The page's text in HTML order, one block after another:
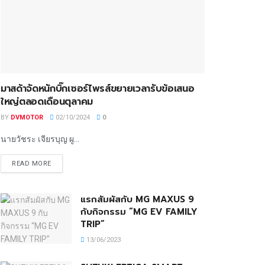
มาสด้าจัดหนักบิ๊กเซอร์ไพรส์ขยายเวลารับข้อเสนอ
ใหญ่ตลอดเดือนตุลาคม
BY DVMOTOR 02/10/2024 0
นายวัชระ เจียรบุญ ผู...
READ MORE
แรกสัมผัสกับ MG MAXUS 9
กับกิจกรรม “MG EV FAMILY
TRIP”
13/06/2023